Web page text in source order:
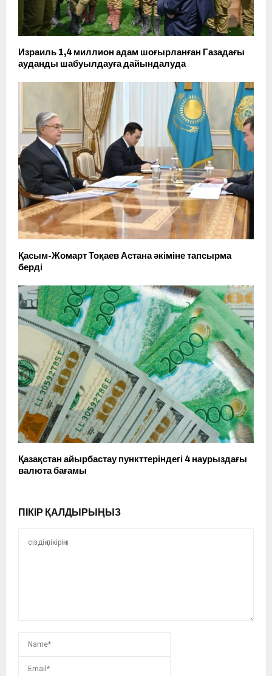
Израиль 1,4 миллион адам шоғырланған Газадағы
ауданды шабуылдауға дайындалуда
Қасым-Жомарт Тоқаев Астана әкіміне тапсырма
берді
Қазақстан айырбастау пункттеріндегі 4 наурыздағы
валюта бағамы
ПІКІР ҚАЛДЫРЫҢЫЗ